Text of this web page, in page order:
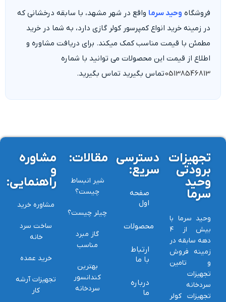
فروشگاه وحید سرما واقع در شهر مشهد، با سابقه درخشانی که
در زمینه خرید انواع کمپرسور کولر گازی دارد، به شما در خرید
مطمئن با قیمت مناسب کمک میکند. برای دریافت مشاوره و
اطلاع از قیمت این محصولات می توانید با شماره
05138546813تماس بگیرید تماس بگیرید.
تجهیزات
برودتی
وحید
سرما
وحید سرما با
بیش از ۴
دهه سابقه در
زمینه فروش
و تامین
تجهیزات
سردخانه
تجهیزات کولر
دسترسی
سریع:
صفحه
اول
محصولات
ارتباط
با ما
درباره
ما
مقالات:
شیر انبساط
چیست؟
چیلر چیست؟
گاز مبرد
مناسب
بهترین
کندانسور
سردخانه
مشاوره
و
راهنمایی:
مشاوره خرید
ساخت سرد
خانه
خرید عمده
تجهیزات آرشه
کار